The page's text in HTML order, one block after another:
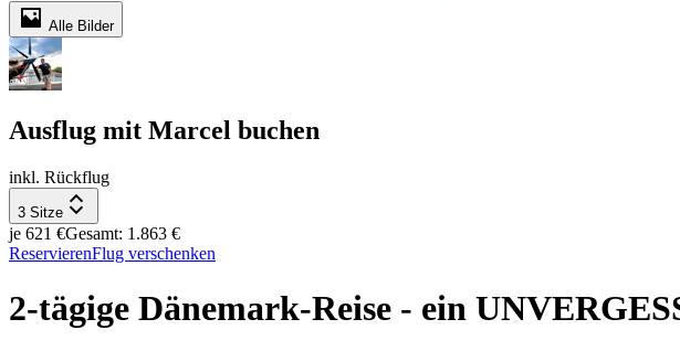
Alle Bilder
Ausflug mit Marcel buchen
inkl. Rückflug
3 Sitze
je 621 €Gesamt: 1.863 €
ReservierenFlug verschenken
2-tägige Dänemark-Reise - ein